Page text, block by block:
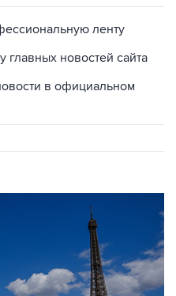
новостей сайта
в официальном